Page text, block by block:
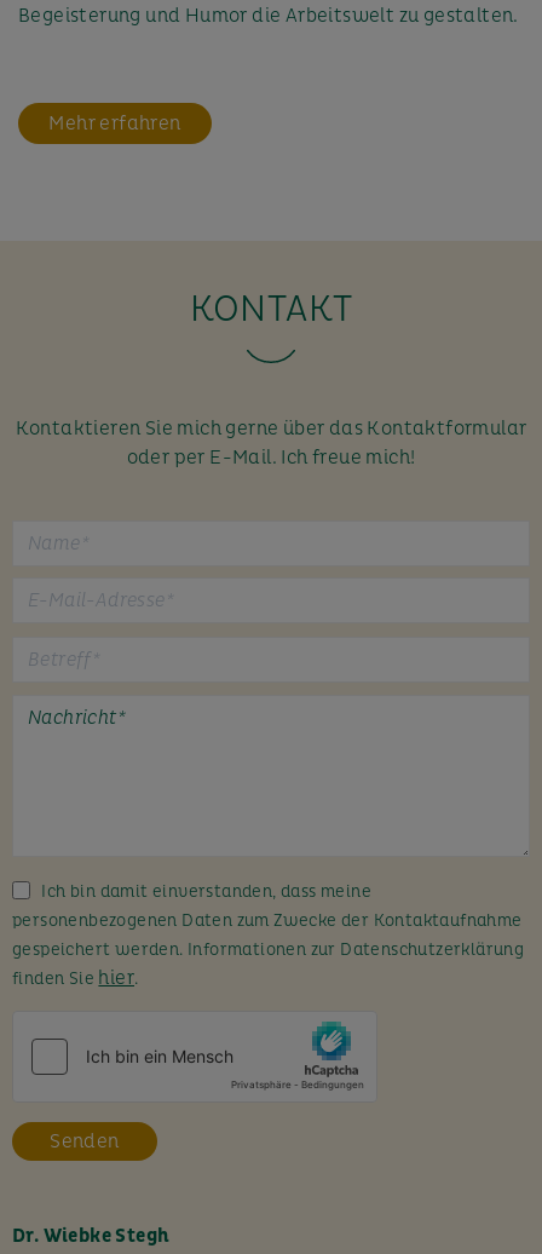
Begeisterung und Humor die Arbeitswelt zu gestalten.
Mehr erfahren
KONTAKT
Kontaktieren Sie mich gerne über das Kontaktformular
oder per E-Mail. Ich freue mich!
e
d
i
e
e
l
e
Ich bin damit einverstanden, dass meine
personenbezogenen Daten zum Zwecke der Kontaktaufnahme
gespeichert werden. Informationen zur Datenschutzerklärung
finden Sie hier.
Dr. Wiebke Stegh